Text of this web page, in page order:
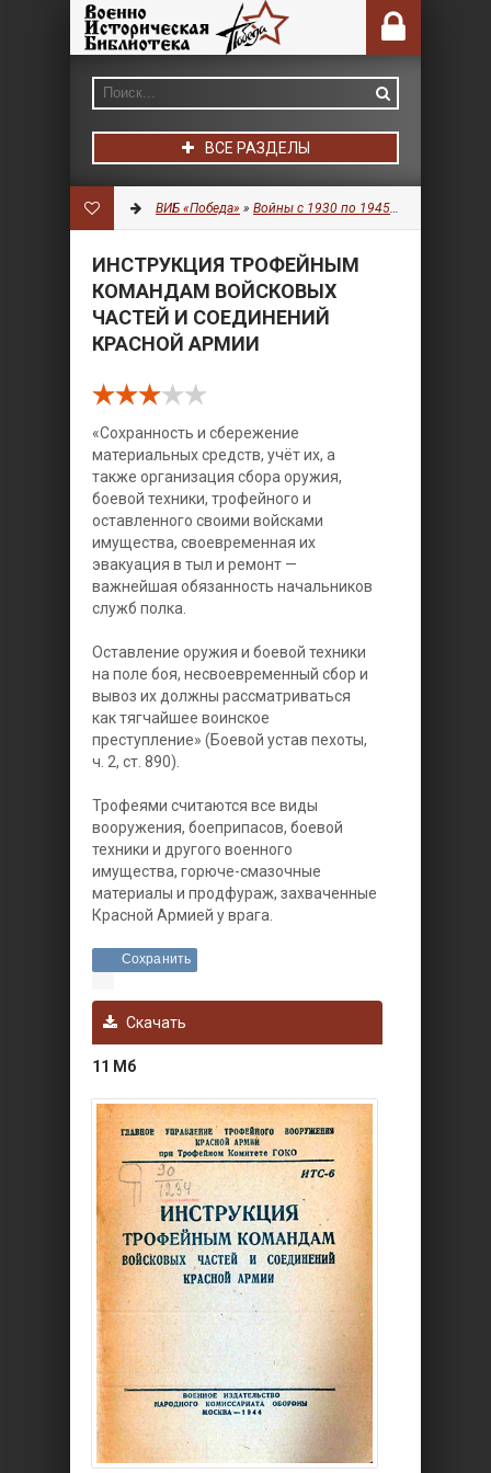
ВСЕ РАЗДЕЛЫ
ВИБ «Победа» » Войны с 1930 по 1945 гг.
ИНСТРУКЦИЯ ТРОФЕЙНЫМ
КОМАНДАМ ВОЙСКОВЫХ
ЧАСТЕЙ И СОЕДИНЕНИЙ
КРАСНОЙ АРМИИ
«Сохранность и сбережение
материальных средств, учёт их, а
также организация сбора оружия,
боевой техники, трофейного и
оставленного своими войсками
имущества, своевременная их
эвакуация в тыл и ремонт —
важнейшая обязанность начальников
служб полка.
Оставление оружия и боевой техники
на поле боя, несвоевременный сбор и
вывоз их должны рассматриваться
как тягчайшее воинское
преступление» (Боевой устав пехоты,
ч. 2, ст. 890).
Трофеями считаются все виды
вооружения, боеприпасов, боевой
техники и другого военного
имущества, горюче-смазочные
материалы и продфураж, захваченные
Красной Армией у врага.
Сохранить
Скачать
11 Мб